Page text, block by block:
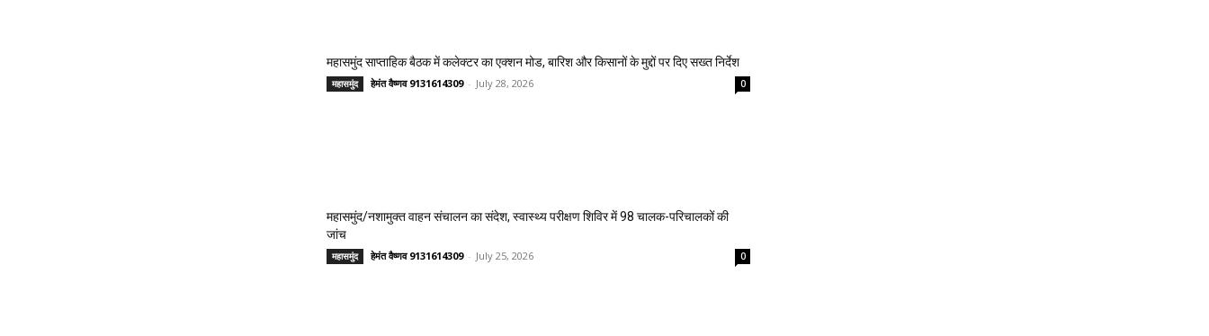
महासमुंद साप्ताहिक बैठक में कलेक्टर का एक्शन मोड, बारिश और किसानों के मुद्दों पर दिए सख्त निर्देश
महासमुंद हेमंत वैष्णव 9131614309 - July 28, 2026 0
महासमुंद/नशामुक्त वाहन संचालन का संदेश, स्वास्थ्य परीक्षण शिविर में 98 चालक-परिचालकों की
जांच
महासमुंद हेमंत वैष्णव 9131614309 - July 25, 2026 0